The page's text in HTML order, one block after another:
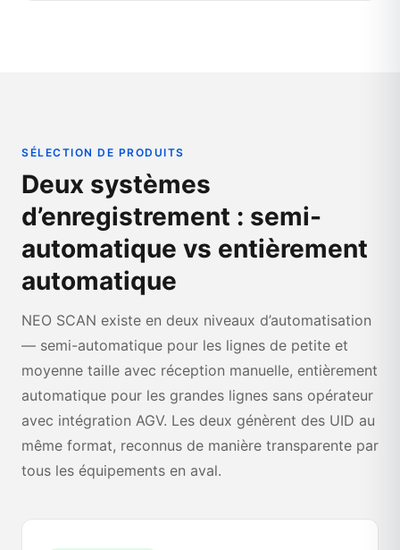
SÉLECTION DE PRODUITS
Deux systèmes
d’enregistrement : semi-
automatique vs entièrement
automatique
NEO SCAN existe en deux niveaux d’automatisation
— semi-automatique pour les lignes de petite et
moyenne taille avec réception manuelle, entièrement
automatique pour les grandes lignes sans opérateur
avec intégration AGV. Les deux génèrent des UID au
même format, reconnus de manière transparente par
tous les équipements en aval.